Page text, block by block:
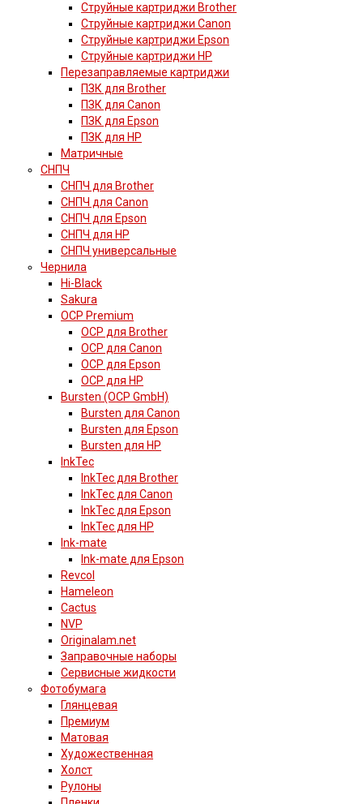
Струйные картриджи Brother
Струйные картриджи Canon
Струйные картриджи Epson
Струйные картриджи HP
Перезаправляемые картриджи
ПЗК для Brother
ПЗК для Canon
ПЗК для Epson
ПЗК для HP
Матричные
СНПЧ
СНПЧ для Brother
СНПЧ для Canon
СНПЧ для Epson
СНПЧ для HP
СНПЧ универсальные
Чернила
Hi-Black
Sakura
OCP Premium
OCP для Brother
OCP для Canon
OCP для Epson
OCP для HP
Bursten (OCP GmbH)
Bursten для Canon
Bursten для Epson
Bursten для HP
InkTec
InkTec для Brother
InkTec для Canon
InkTec для Epson
InkTec для HP
Ink-mate
Ink-mate для Epson
Revcol
Hameleon
Cactus
NVP
Originalam.net
Заправочные наборы
Сервисные жидкости
Фотобумага
Глянцевая
Премиум
Матовая
Художественная
Холст
Рулоны